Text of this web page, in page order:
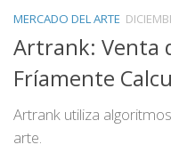
MERCADO DEL ARTE
Artrank: Venta
Fríamente
Artrank utiliza
arte.